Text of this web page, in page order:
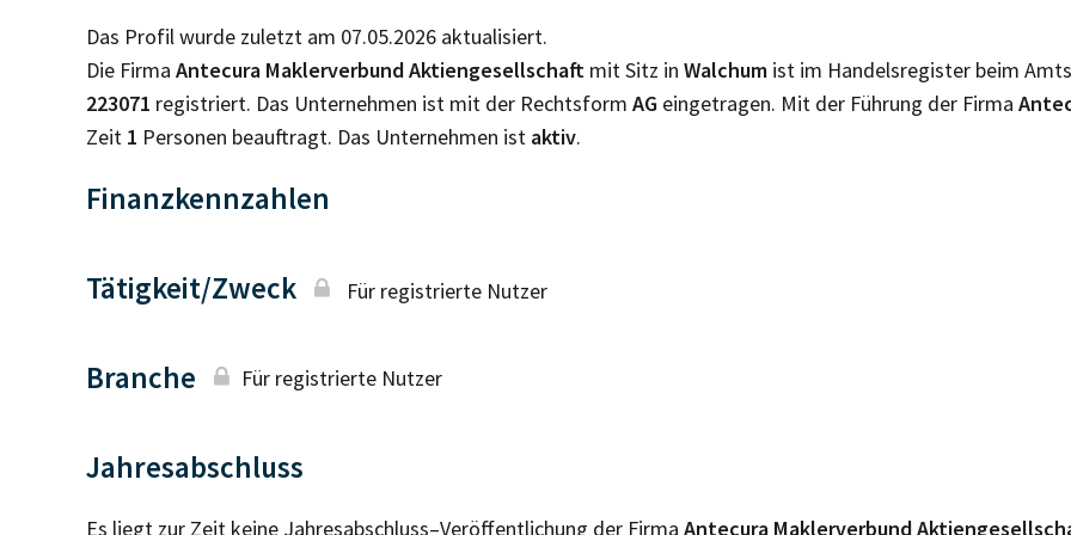
Das Profil wurde zuletzt am 07.05.2026 aktualisiert.
Die Firma Antecura Maklerverbund Aktiengesellschaft mit Sitz in Walchum ist im Handelsregister beim
223071 registriert. Das Unternehmen ist mit der Rechtsform AG eingetragen. Mit der Führung der Firma
Zeit 1 Personen beauftragt. Das Unternehmen ist aktiv.
Finanzkennzahlen
Tätigkeit/Zweck Für registrierte Nutzer
Branche Für registrierte Nutzer
Jahresabschluss
Es liegt zur Zeit keine Jahresabschluss–Veröffentlichung der Firma Antecura Maklerverbund